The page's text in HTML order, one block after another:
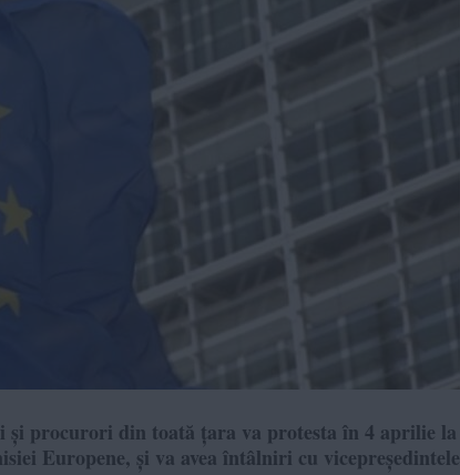
și procurori din toată țara va protesta în 4 aprilie la
Europene, și va avea întâlniri cu vicepreședintele